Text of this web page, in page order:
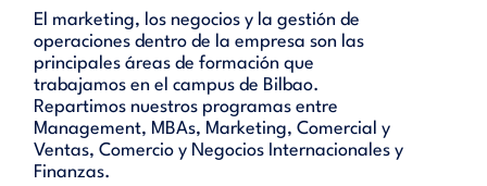
El marketing, los negocios y la gestión de
operaciones dentro de la empresa son las
principales áreas de formación que
trabajamos en el campus de Bilbao.
Repartimos nuestros programas entre
Management, MBAs, Marketing, Comercial y
Ventas, Comercio y Negocios Internacionales y
Finanzas.